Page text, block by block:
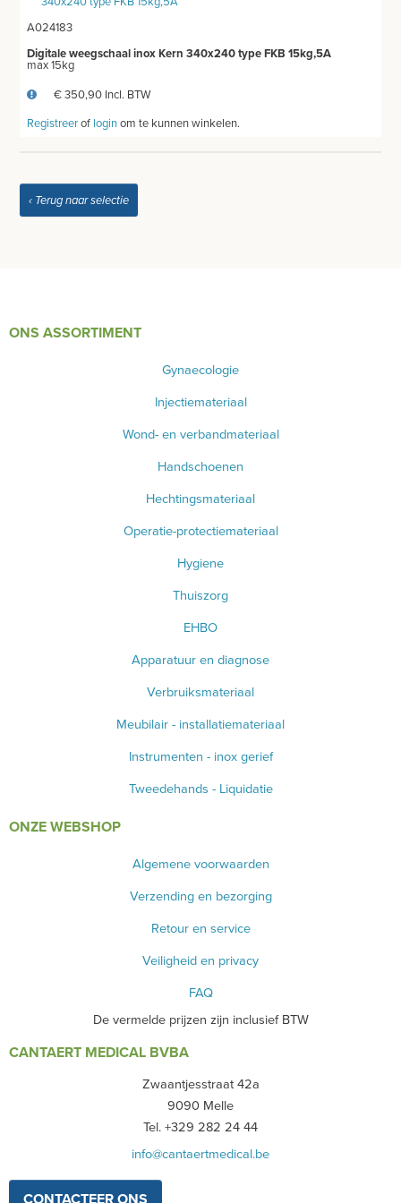
MEETAPPARATUUR
THERMOMETERS
STETHOSCOOP
BLOEDDRUKMETERS EN TOEBEHOREN
OTOSCOOP EN TOEBEHOREN
DEFIBRILLATOR AED - ECG
WEEGSCHALEN - METEN
TANDUNIT - PEDICUREMOTOR
AEROSOL EN INHALATIE
BLOED- EN URINEONDERZOEK
ANESTHESIE - BEWAKING
MEUBILAIR - INSTALLATIEMATERIAAL
TWEEDEHANDS - LIQUIDATIE
PRODUCT NIET GEVONDEN?
A024183
Digitale weegschaal inox Kern 340x240 type FKB 15kg,5A
max 15kg
€ 350,90 Incl. BTW
Registreerof loginom te kunnen winkelen.
‹ Terug naar selectie
ONS ASSORTIMENT
Gynaecologie
Injectiemateriaal
Wond- en verbandmateriaal
Handschoenen
Hechtingsmateriaal
Operatie-protectiemateriaal
Hygiene
Thuiszorg
EHBO
Apparatuur en diagnose
Verbruiksmateriaal
Meubilair - installatiemateriaal
Instrumenten - inox gerief
Tweedehands - Liquidatie
ONZE WEBSHOP
Algemene voorwaarden
Verzending en bezorging
Retour en service
Veiligheid en privacy
FAQ
De vermelde prijzen zijn inclusief BTW
CANTAERT MEDICAL BVBA
Zwaantjesstraat 42a
9090 Melle
Tel. +329 282 24 44
info@cantaertmedical.be